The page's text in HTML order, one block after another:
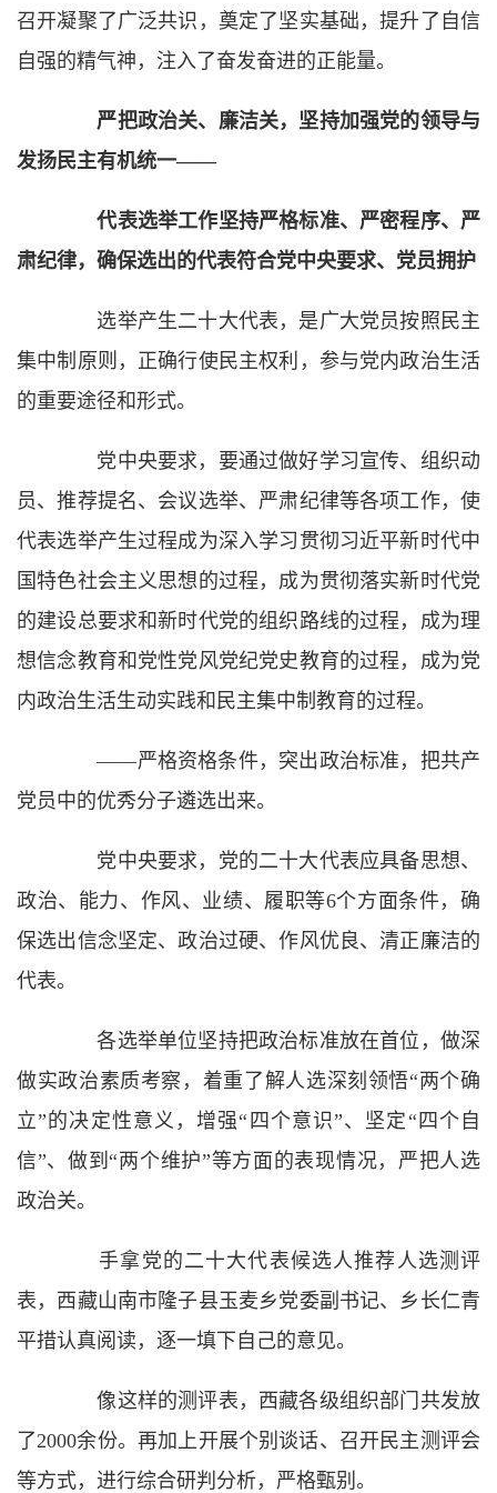
召开凝聚了广泛共识，奠定了坚实基础，提升了自信
自强的精气神，注入了奋发奋进的正能量。
严把政治关、廉洁关，坚持加强党的领导与
发扬民主有机统一——
代表选举工作坚持严格标准、严密程序、严
肃纪律，确保选出的代表符合党中央要求、党员拥护
选举产生二十大代表，是广大党员按照民主
集中制原则，正确行使民主权利，参与党内政治生活
的重要途径和形式。
党中央要求，要通过做好学习宣传、组织动
员、推荐提名、会议选举、严肃纪律等各项工作，使
代表选举产生过程成为深入学习贯彻习近平新时代中
国特色社会主义思想的过程，成为贯彻落实新时代党
的建设总要求和新时代党的组织路线的过程，成为理
想信念教育和党性党风党纪党史教育的过程，成为党
内政治生活生动实践和民主集中制教育的过程。
——严格资格条件，突出政治标准，把共产
党员中的优秀分子遴选出来。
党中央要求，党的二十大代表应具备思想、
政治、能力、作风、业绩、履职等6个方面条件，确
保选出信念坚定、政治过硬、作风优良、清正廉洁的
代表。
各选举单位坚持把政治标准放在首位，做深
做实政治素质考察，着重了解人选深刻领悟“两个确
立”的决定性意义，增强“四个意识”、坚定“四个自
信”、做到“两个维护”等方面的表现情况，严把人选
政治关。
手拿党的二十大代表候选人推荐人选测评
表，西藏山南市隆子县玉麦乡党委副书记、乡长仁青
平措认真阅读，逐一填下自己的意见。
像这样的测评表，西藏各级组织部门共发放
了2000余份。再加上开展个别谈话、召开民主测评会
等方式，进行综合研判分析，严格甄别。